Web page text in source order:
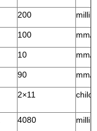
200
100 mm/s
10 mm/s
90 mm/s
2×11
4080